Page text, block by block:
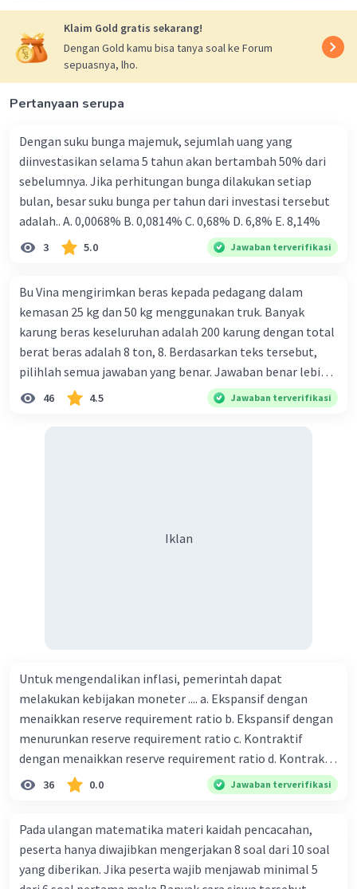
Klaim Gold gratis sekarang!
Dengan Gold kamu bisa tanya soal ke Forum
sepuasnya, lho.
Pertanyaan serupa
Dengan suku bunga majemuk, sejumlah uang yang
diinvestasikan selama 5 tahun akan bertambah 50% dari
sebelumnya. Jika perhitungan bunga dilakukan setiap
bulan, besar suku bunga per tahun dari investasi tersebut
adalah.. A. 0,0068% B. 0,0814% C. 0,68% D. 6,8% Ε. 8,14%
3 5.0 Jawaban terverifikasi
Bu Vina mengirimkan beras kepada pedagang dalam
kemasan 25 kg dan 50 kg menggunakan truk. Banyak
karung beras keseluruhan adalah 200 karung dengan total
berat beras adalah 8 ton, 8. Berdasarkan teks tersebut,
pilihlah semua jawaban yang benar. Jawaban benar lebih
dari satu. Banyak karung beras kemasan 25 kg adalah 50
buah. Banyak karung beras kemasan 50 kg adalah 150
harus dibayar oleh Bu Vina? A. Rp2.540.000 C. Rp2.312.000 B.
46 4.5 Jawaban terverifikasi
Iklan
Untuk mengendalikan inflasi, pemerintah dapat
melakukan kebijakan moneter .... a. Ekspansif dengan
menaikkan reserve requirement ratio b. Ekspansif dengan
menurunkan reserve requirement ratio c. Kontraktif
dengan menaikkan reserve requirement ratio d. Kontraktif
dengan menurunkan reserve requirement ratio e.
Ekspansif dengan menaikkan tingkat diskonto Bila Bank
ceteris paribus maka .... a. Menimbulkan inflasi di mana
bentuk kurva jumlah uang beredar (penawaran uang) naik
dari kiri bawah ke kanan atas b. Menimbulkan deflasi di
36 0.0 Jawaban terverifikasi
Pada ulangan matematika materi kaidah pencacahan,
peserta hanya diwajibkan mengerjakan 8 soal dari 10 soal
yang diberikan. Jika peserta wajib menjawab minimal 5